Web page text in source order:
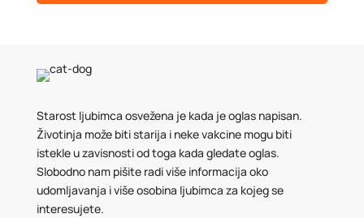
Starost ljubimca osvežena je kada je oglas napisan.
Životinja može biti starija i neke vakcine mogu biti
istekle u zavisnosti od toga kada gledate oglas.
Slobodno nam pišite radi više informacija oko
udomljavanja i više osobina ljubimca za kojeg se
interesujete.